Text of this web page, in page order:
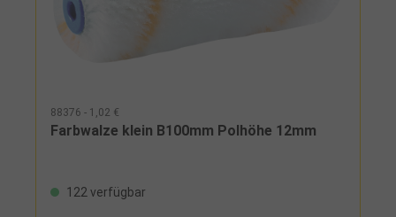
88376 - 1,02 €
Farbwalze klein B100mm Polhöhe 12mm
122 verfügbar